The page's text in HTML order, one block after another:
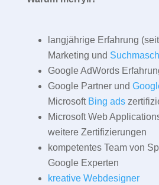
langjährige Erfahrung
Marketing und
Google AdWords
Google Partner und
Microsoft Bing ads
Microsoft Web
weitere Zertifizierungen
kompetentes Team von
Google Experten
kreative Webdesigner